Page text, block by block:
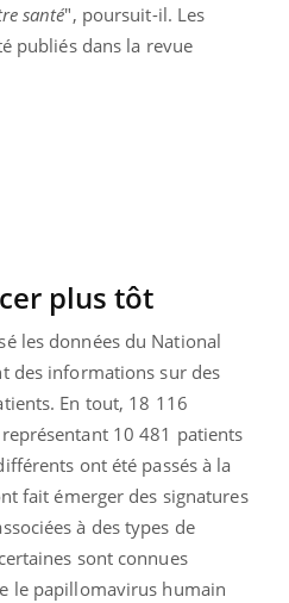
santé", poursuit-il. Les
publiés dans la revue
plus tôt
les données du National
des informations sur des
En tout, 18 116
10 481 patients
ont été passés à la
fait émerger des signatures
à des types de
sont connues
le papillomavirus humain